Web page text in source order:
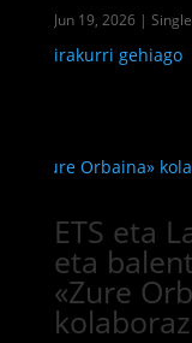
Jun 19, 2026 |
irakurri gehiago
ETS eta
eta
«Zure